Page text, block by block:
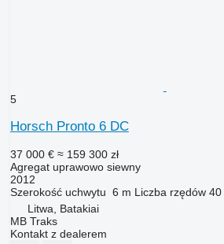
5
Horsch Pronto 6 DC
37 000 € ≈ 159 300 zł
Agregat uprawowo siewny
2012
Szerokość uchwytu 6 m Liczba rzędów 40
Litwa, Batakiai
MB Traks
Kontakt z dealerem